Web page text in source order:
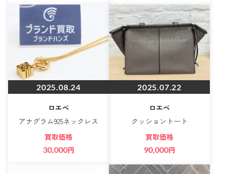
2025.08.24
ロエベ
アナグラム925ネックレス
買取価格
30,000円
2025.07.22
ロエベ
クッショントート
買取価格
90,000円